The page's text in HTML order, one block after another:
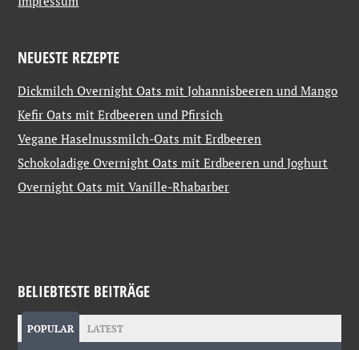
NEUESTE REZEPTE
Dickmilch Overnight Oats mit Johannisbeeren und Mango
Kefir Oats mit Erdbeeren und Pfirsich
Vegane Haselnussmilch-Oats mit Erdbeeren
Schokoladige Overnight Oats mit Erdbeeren und Joghurt
Overnight Oats mit Vanille-Rhabarber
BELIEBTESTE BEITRÄGE
POPULAR LATEST